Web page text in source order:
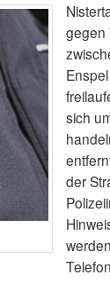
gegen
sich
der